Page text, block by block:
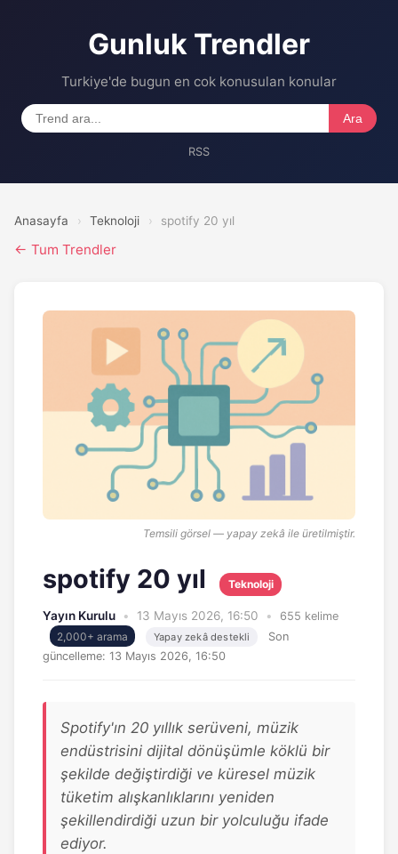
Gunluk Trendler
Turkiye'de bugun en cok konusulan konular
Ara
RSS
Anasayfa › Teknoloji › spotify 20 yıl
← Tum Trendler
Temsili görsel — yapay zekâ ile üretilmiştir.
spotify 20 yıl Teknoloji
Yayın Kurulu • 13 Mayıs 2026, 16:50 •
655 kelime
2,000+ arama
Yapay zekâ destekli
Son
güncelleme: 13 Mayıs 2026, 16:50
Spotify'ın 20 yıllık serüveni, müzik
endüstrisini dijital dönüşümle köklü bir
şekilde değiştirdiği ve küresel müzik
tüketim alışkanlıklarını yeniden
şekillendirdiği uzun bir yolculuğu ifade
ediyor.